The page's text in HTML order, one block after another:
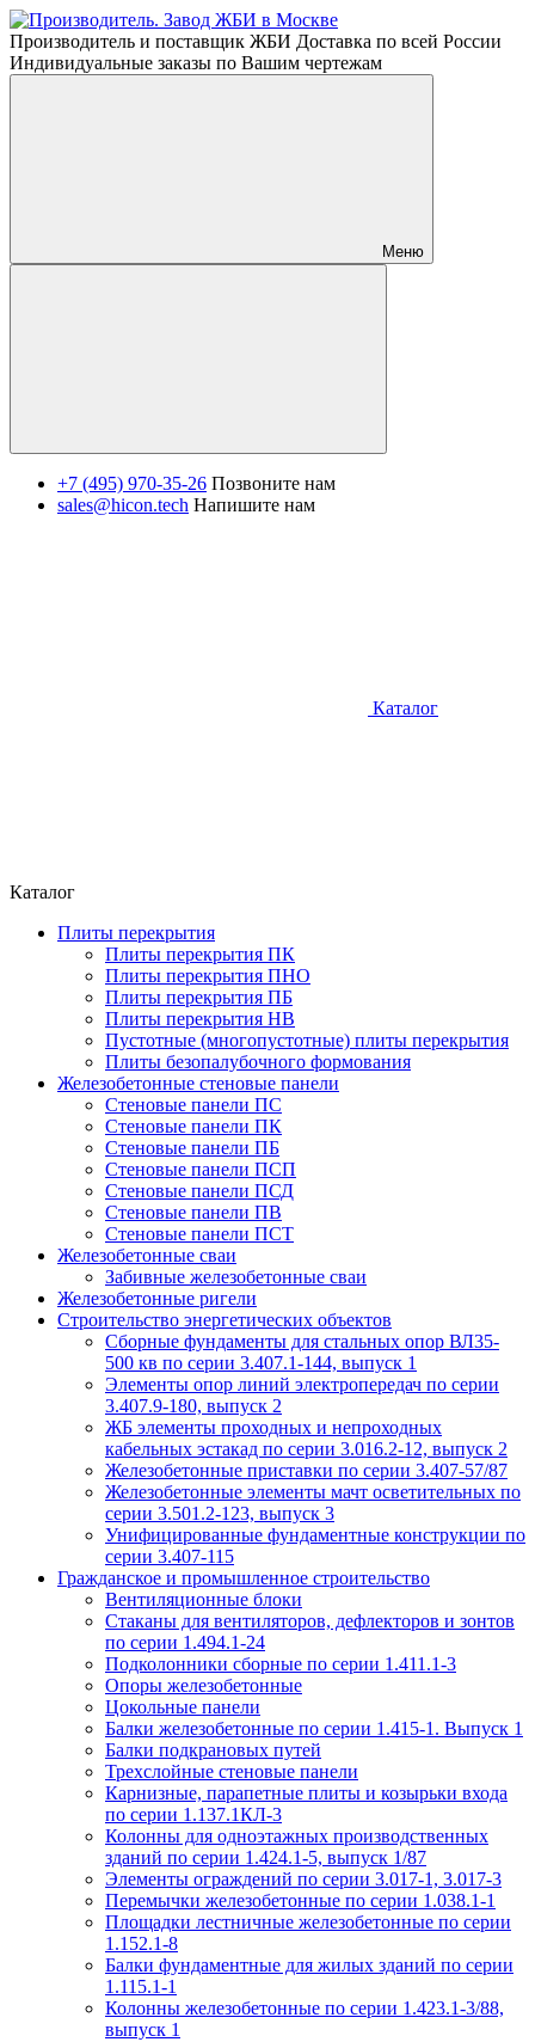
Производитель и поставщик ЖБИ Доставка по всей России
Индивидуальные заказы по Вашим чертежам
Меню
+7 (495) 970-35-26 Позвоните нам
sales@hicon.tech Напишите нам
Каталог
Каталог
Плиты перекрытия
Плиты перекрытия ПК
Плиты перекрытия ПНО
Плиты перекрытия ПБ
Плиты перекрытия НВ
Пустотные (многопустотные) плиты перекрытия
Плиты безопалубочного формования
Железобетонные стеновые панели
Стеновые панели ПС
Стеновые панели ПК
Стеновые панели ПБ
Стеновые панели ПСП
Стеновые панели ПСД
Стеновые панели ПВ
Стеновые панели ПСТ
Железобетонные сваи
Забивные железобетонные сваи
Железобетонные ригели
Строительство энергетических объектов
Сборные фундаменты для стальных опор ВЛ35-
500 кв по серии 3.407.1-144, выпуск 1
Элементы опор линий электропередач по серии
3.407.9-180, выпуск 2
ЖБ элементы проходных и непроходных
кабельных эстакад по серии 3.016.2-12, выпуск 2
Железобетонные приставки по серии 3.407-57/87
Железобетонные элементы мачт осветительных по
серии 3.501.2-123, выпуск 3
Унифицированные фундаментные конструкции по
серии 3.407-115
Гражданское и промышленное строительство
Вентиляционные блоки
Стаканы для вентиляторов, дефлекторов и зонтов
по серии 1.494.1-24
Подколонники сборные по серии 1.411.1-3
Опоры железобетонные
Цокольные панели
Балки железобетонные по серии 1.415-1. Выпуск 1
Балки подкрановых путей
Трехслойные стеновые панели
Карнизные, парапетные плиты и козырьки входа
по серии 1.137.1КЛ-3
Колонны для одноэтажных производственных
зданий по серии 1.424.1-5, выпуск 1/87
Элементы ограждений по серии 3.017-1, 3.017-3
Перемычки железобетонные по серии 1.038.1-1
Площадки лестничные железобетонные по серии
1.152.1-8
Балки фундаментные для жилых зданий по серии
1.115.1-1
Колонны железобетонные по серии 1.423.1-3/88,
выпуск 1